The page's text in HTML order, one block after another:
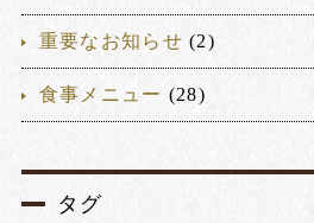
重要なお知らせ (2)
食事メニュー (28)
タグ